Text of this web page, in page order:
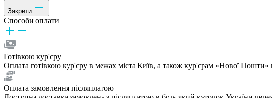
Закрити
Способи оплати
Готівкою кур'єру
Оплата готівкою кур'єру в межах міста Київ, а також кур'єрам «Нової Пошти»
Оплата замовлення післяплатою